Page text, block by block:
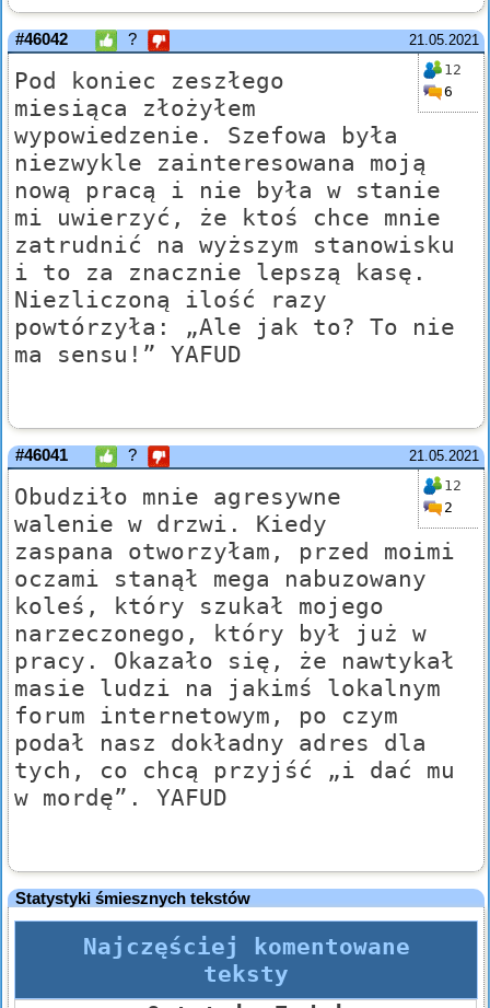
21.05.2021
#46042 ?
12
6
Pod koniec zeszłego
miesiąca złożyłem
wypowiedzenie. Szefowa była
niezwykle zainteresowana moją
nową pracą i nie była w stanie
mi uwierzyć, że ktoś chce mnie
zatrudnić na wyższym stanowisku
i to za znacznie lepszą kasę.
Niezliczoną ilość razy
powtórzyła: „Ale jak to? To nie
ma sensu!” YAFUD
21.05.2021
#46041 ?
12
2
Obudziło mnie agresywne
walenie w drzwi. Kiedy
zaspana otworzyłam, przed moimi
oczami stanął mega nabuzowany
koleś, który szukał mojego
narzeczonego, który był już w
pracy. Okazało się, że nawtykał
masie ludzi na jakimś lokalnym
forum internetowym, po czym
podał nasz dokładny adres dla
tych, co chcą przyjść „i dać mu
w mordę”. YAFUD
Statystyki śmiesznych tekstów
Najczęściej komentowane
teksty